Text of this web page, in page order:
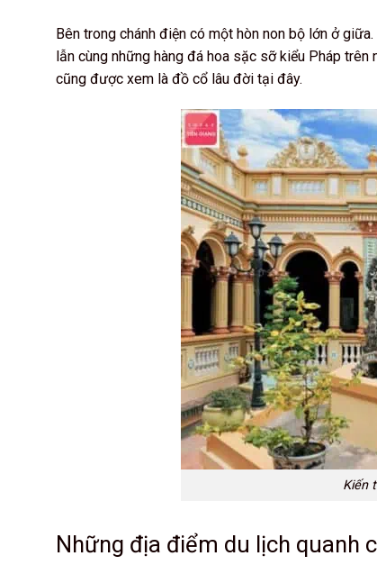
Bên trong chánh điện có một hòn non bộ lớn ở
lẫn cùng những hàng đá hoa sặc sỡ kiểu Pháp
cũng được xem là đồ cổ lâu đời tại đây.
Kiến
Những địa điểm du lịch quanh